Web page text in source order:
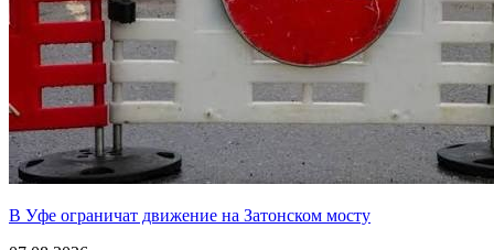
В Уфе ограничат движение на Затонском мосту